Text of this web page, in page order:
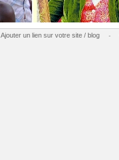
Ajouter un lien sur votre site / blog -